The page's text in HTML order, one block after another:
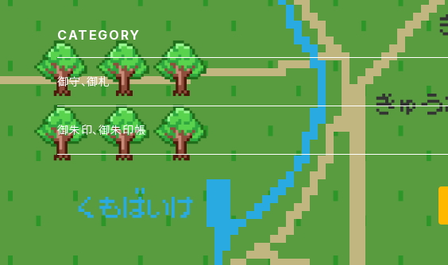
CATEGORY
御守、御札
御守
御朱印、御朱印帳
御朱印帳